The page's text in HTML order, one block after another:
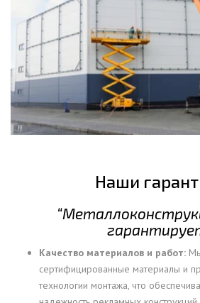
Наши
Качество материалов и работ:
сертифицированные материалы и
технологии монтажа, что